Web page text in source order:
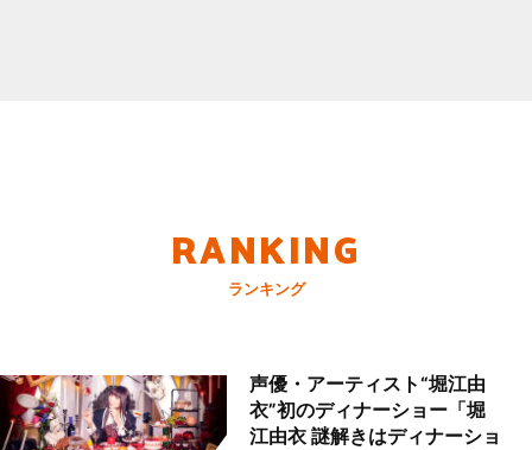
RANKING
ランキング
声優・アーティスト“堀江由
衣”初のディナーショー「堀
江由衣 謎解きはディナーショ